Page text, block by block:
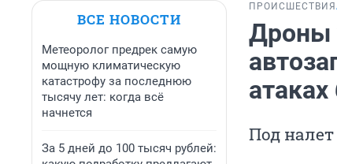
ВСЕ НОВОСТИ
Метеоролог предрек самую
мощную климатическую
катастрофу за последнюю
тысячу лет: когда всё
начнется
За 5 дней до 100 тысяч рублей:
ПРОИСШЕСТВИЯ
Дроны
Под